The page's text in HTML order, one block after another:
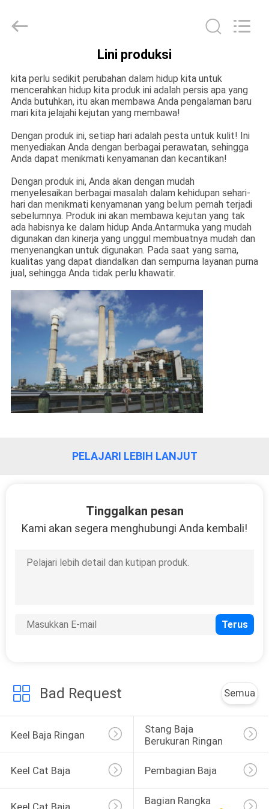
PRODUK
VIDEO
PERTUNJUKAN
VR
TENTANG
KAMI
TUR
PABRIK
KONTROL
KUALITAS
HUBUNGI
KUTIPAN
SITEMAP
PRIVASI
Rights
Lini produksi
kita perlu sedikit perubahan dalam hidup kita untuk
mencerahkan hidup kita produk ini adalah persis apa yang
Anda butuhkan, itu akan membawa Anda pengalaman baru
mari kita jelajahi kejutan yang membawa!
Dengan produk ini, setiap hari adalah pesta untuk kulit! Ini
menyediakan Anda dengan berbagai perawatan, sehingga
Anda dapat menikmati kenyamanan dan kecantikan!
Dengan produk ini, Anda akan dengan mudah
menyelesaikan berbagai masalah dalam kehidupan sehari-
hari dan menikmati kenyamanan yang belum pernah terjadi
sebelumnya. Produk ini akan membawa kejutan yang tak
ada habisnya ke dalam hidup Anda.Antarmuka yang mudah
digunakan dan kinerja yang unggul membuatnya mudah dan
menyenangkan untuk digunakan. Pada saat yang sama,
kualitas yang dapat diandalkan dan sempurna layanan purna
jual, sehingga Anda tidak perlu khawatir.
PELAJARI LEBIH LANJUT
Tinggalkan pesan
Kami akan segera menghubungi Anda kembali!
Bad Request Semua
Keel Baja Ringan
Stang Baja
Berukuran Ringan
Keel Cat Baja Pembagian Baja
Bagian Rangka